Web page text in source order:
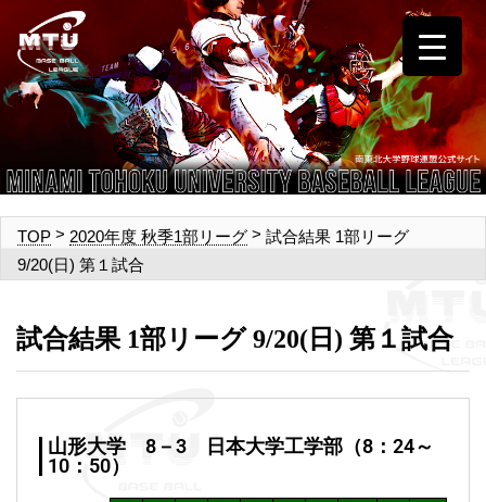
TOP > 2020年度 秋季1部リーグ > 試合結果 1部リーグ
9/20(日) 第１試合
試合結果 1部リーグ 9/20(日) 第１試合
山形大学 8－3 日本大学工学部（8：24～
10：50）